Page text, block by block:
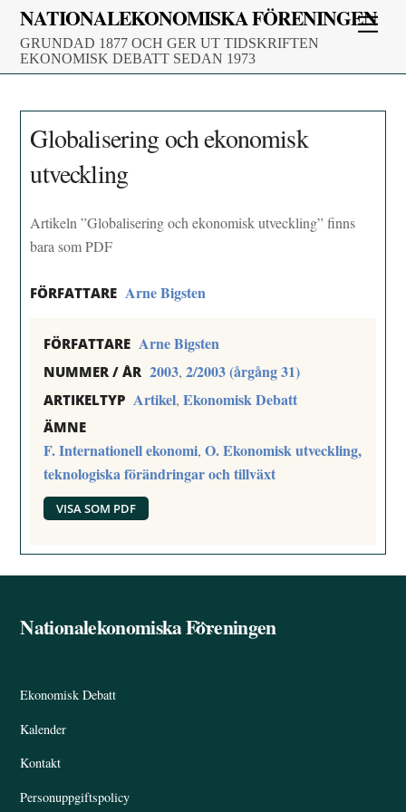
Skip
content
NATIONALEKONOMISKA FÖRENINGEN
GRUNDAD 1877 OCH GER UT TIDSKRIFTEN
EKONOMISK DEBATT SEDAN 1973
Globalisering och ekonomisk
utveckling
Artikeln ”Globalisering och ekonomisk utveckling” finns
bara som PDF
FÖRFATTARE Arne Bigsten
FÖRFATTARE Arne Bigsten
NUMMER / ÅR 2003,2/2003 (årgång 31)
ARTIKELTYP Artikel,Ekonomisk Debatt
ÄMNE
F. Internationell ekonomi,O. Ekonomisk utveckling,
teknologiska förändringar och tillväxt
VISA SOM PDF
Back
Nationalekonomiska Föreningen
Ekonomisk Debatt
Kalender
Kontakt
Personuppgiftspolicy